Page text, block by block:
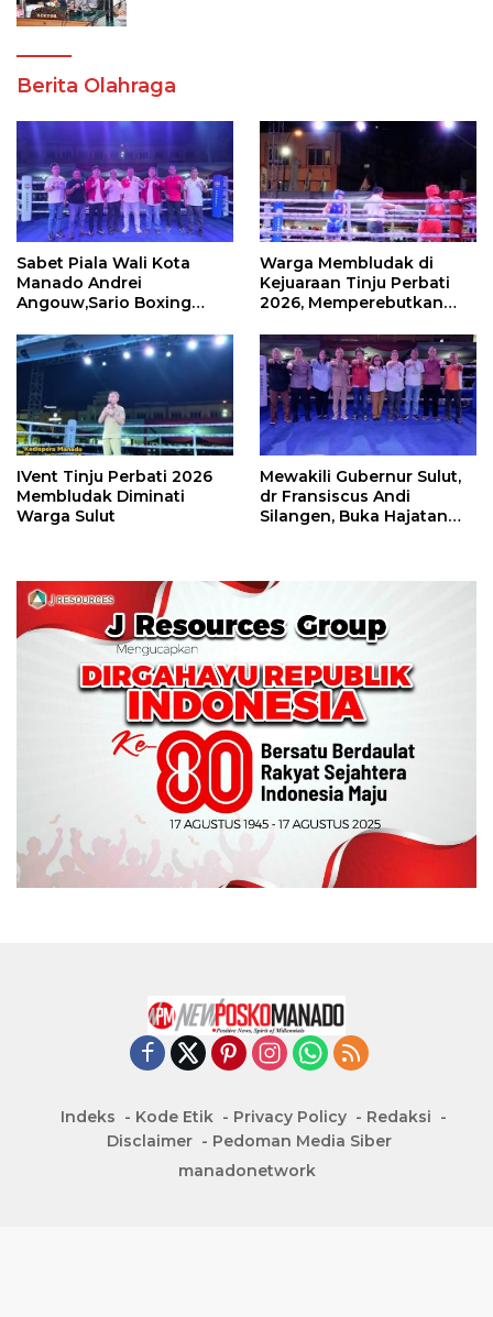
Berita Olahraga
Sabet Piala Wali Kota
Manado Andrei
Angouw,Sario Boxing
Perbati 2026
Warga Membludak di
Kejuaraan Tinju Perbati
2026, Memperebutkan
IVent Tinju Perbati 2026
Membludak Diminati
Warga Sulut
Mewakili Gubernur Sulut,
dr Fransiscus Andi
Silangen, Buka Hajatan
Indeks Kode Etik Privacy Policy
Redaksi
Disclaimer
Pedoman Media Siber
manadonetwork